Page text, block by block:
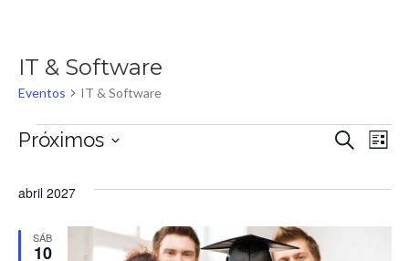
IT & Software
Eventos IT & Software
Eventos
de
Buscar
de
Lista
Próximos
fecha.
abril 2027
SÁB
10